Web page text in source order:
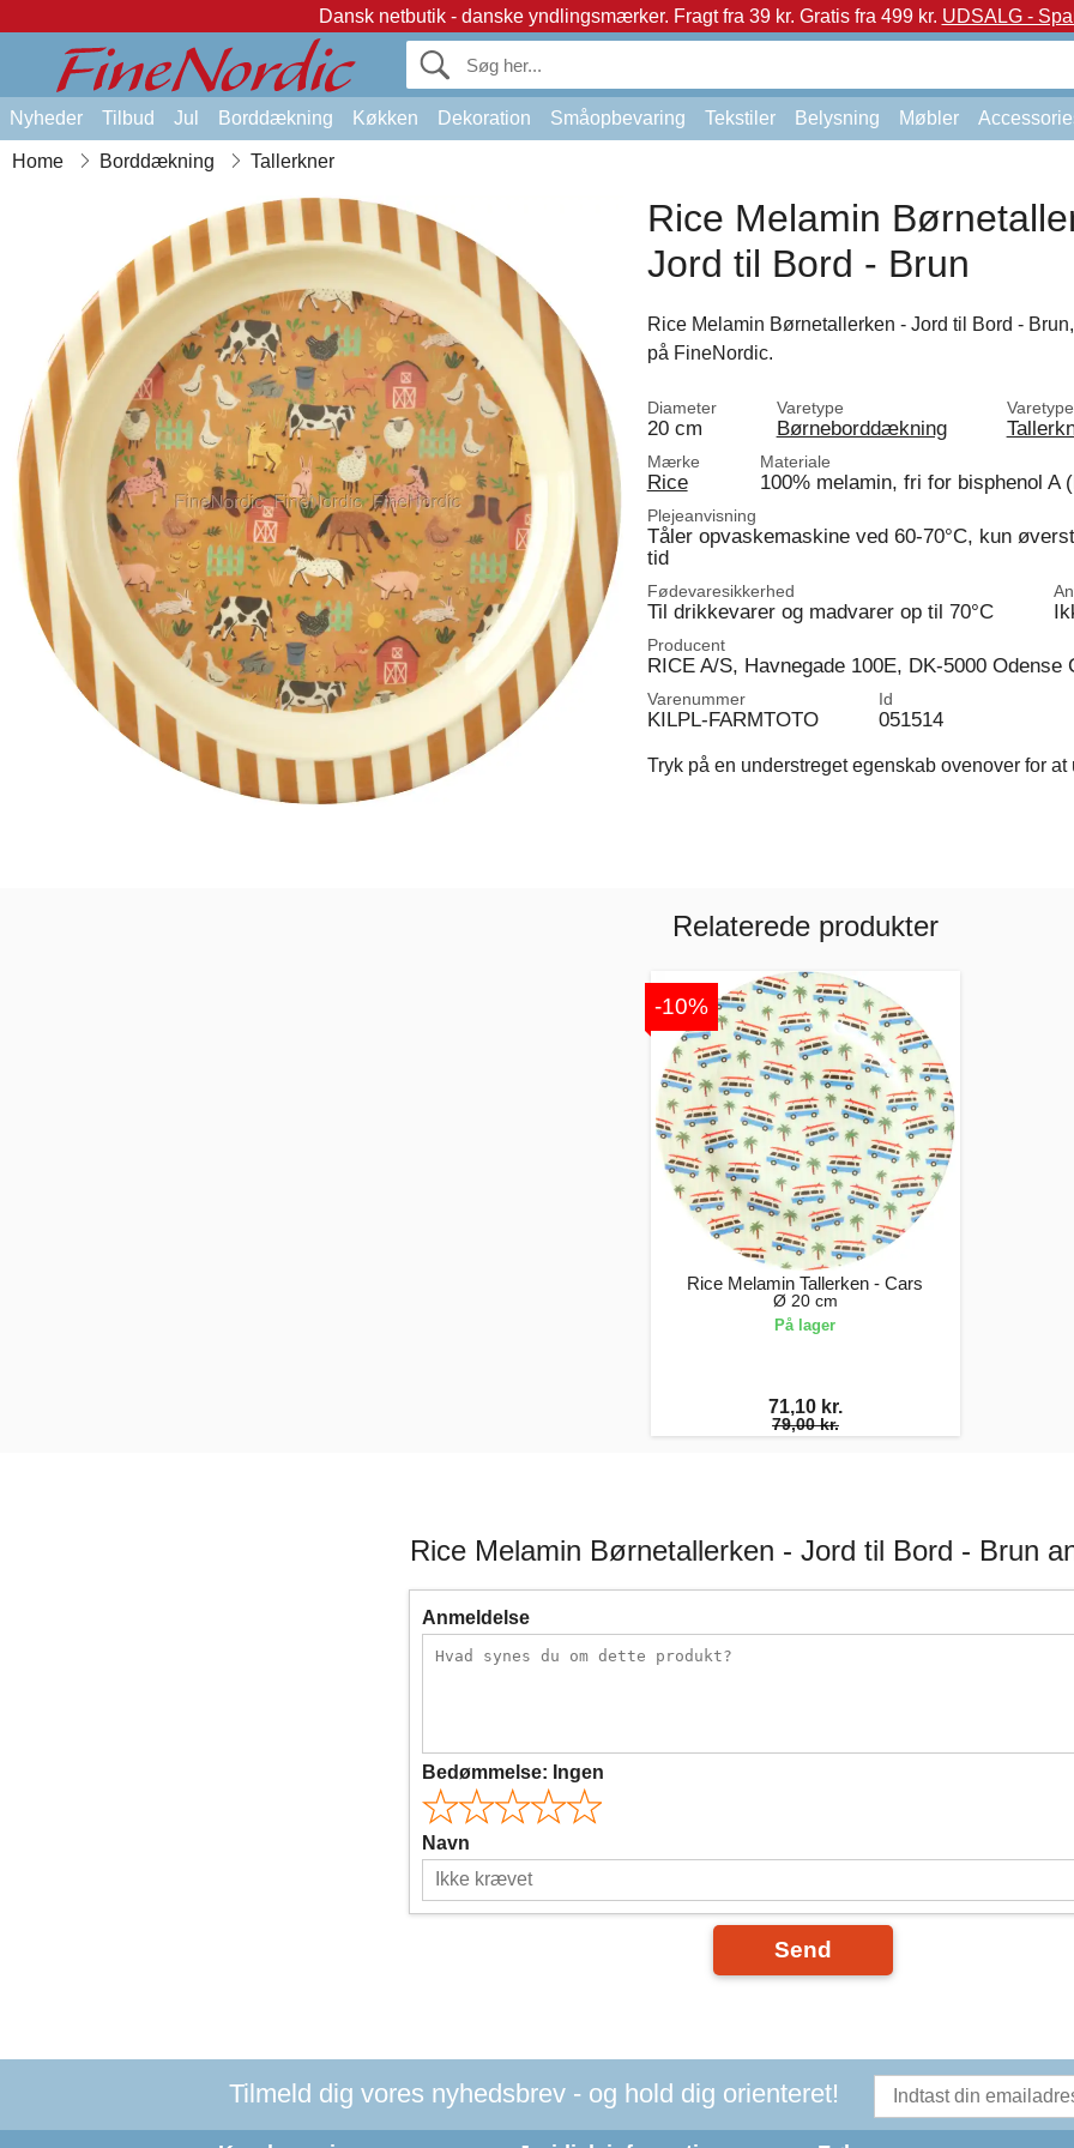
Dansk netbutik - danske yndlingsmærker. Fragt fra 39 kr. Gratis fra 499 kr. UDSALG -
Nyheder Tilbud Jul Borddækning Køkken Dekoration Småopbevaring Tekstiler Belysning Møbler
Home Borddækning Tallerkner
Rice Melamin
Jord til Bord - Brun
Rice Melamin Børnetallerken - Jord til Bord -
på FineNordic.
Diameter
20 cm
Varetype
Børneborddækning
Varetype
Mærke
Rice
Materiale
100% melamin, fri for bisphenol A
Plejeanvisning
Tåler opvaskemaskine ved 60-70°C, kun
tid
Fødevaresikkerhed
Til drikkevarer og madvarer op til 70°C
Producent
RICE A/S, Havnegade 100E, DK-5000
Varenummer
KILPL-FARMTOTO
Id
051514
Tryk på en understreget egenskab ovenover for at
Relaterede produkter
-10%
Rice Melamin Tallerken - Cars
Ø 20 cm
På lager
71,10 kr.
79,00 kr.
Rice Melamin Børnetallerken - Jord til Bord - Brun
Anmeldelse
Bedømmelse: Ingen
Navn
Send
Tilmeld dig vores nyhedsbrev - og hold dig orienteret!